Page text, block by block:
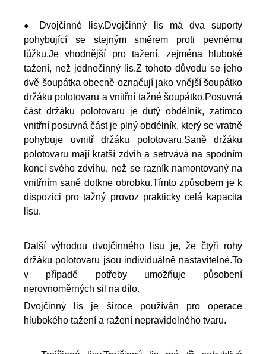
●
Dvojčinné lisy.Dvojčinný lis má dva suporty
pohybující se stejným směrem proti pevnému
lůžku.Je vhodnější pro tažení, zejména hluboké
tažení, než jednočinný lis.Z tohoto důvodu se jeho
dvě šoupátka obecně označují jako vnější šoupátko
držáku polotovaru a vnitřní tažné šoupátko.Posuvná
část držáku polotovaru je dutý obdélník, zatímco
vnitřní posuvná část je plný obdélník, který se vratně
pohybuje uvnitř držáku polotovaru.Saně držáku
polotovaru mají kratší zdvih a setrvává na spodním
konci svého zdvihu, než se razník namontovaný na
vnitřním saně dotkne obrobku.Tímto způsobem je k
dispozici pro tažný provoz prakticky celá kapacita
lisu.
Další výhodou dvojčinného lisu je, že čtyři rohy
držáku polotovaru jsou individuálně nastavitelné.To
v případě potřeby umožňuje působení
nerovnoměrných sil na dílo.
Dvojčinný lis je široce používán pro operace
hlubokého tažení a ražení nepravidelného tvaru.